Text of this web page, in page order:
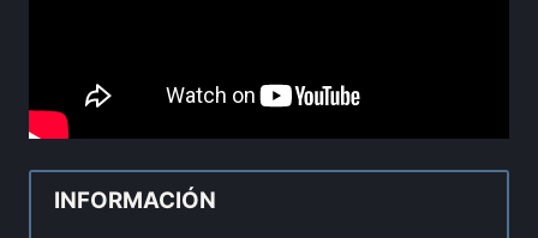
INFORMACIÓN